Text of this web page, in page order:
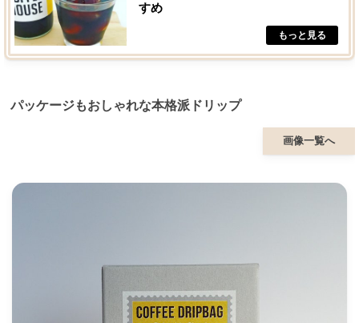
すめ
パッケージもおしゃれな本格派ドリップ
画像一覧へ